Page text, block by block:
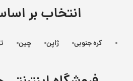
انتخاب بر
کره جنوبی ژاپن چین